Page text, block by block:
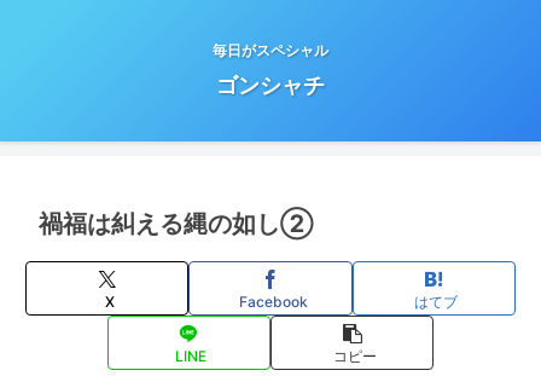
毎日がスペシャル
ゴンシャチ
禍福は糾える縄の如し②
X Facebook はてブ
LINE コピー